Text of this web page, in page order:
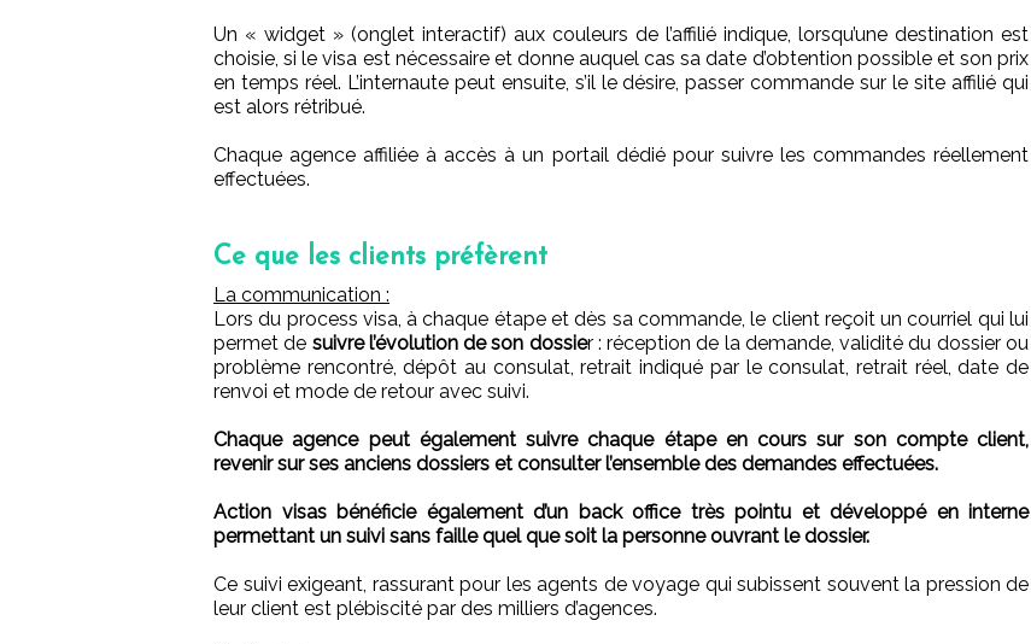
Un « widget » (onglet interactif) aux couleurs de l’affilié indique, lorsqu’une destination est
choisie, si le visa est nécessaire et donne auquel cas sa date d’obtention possible et son prix
en temps réel. L’internaute peut ensuite, s’il le désire, passer commande sur le site affilié qui
est alors rétribué.
Chaque agence affiliée à accès à un portail dédié pour suivre les commandes réellement
effectuées.
Ce que les clients préfèrent
La communication :
Lors du process visa, à chaque étape et dès sa commande, le client reçoit un courriel qui lui
permet de suivre l’évolution de son dossier : réception de la demande, validité du dossier ou
problème rencontré, dépôt au consulat, retrait indiqué par le consulat, retrait réel, date de
renvoi et mode de retour avec suivi.
Chaque agence peut également suivre chaque étape en cours sur son compte client,
revenir sur ses anciens dossiers et consulter l’ensemble des demandes effectuées.
Action visas bénéficie également d’un back office très pointu et développé en interne
permettant un suivi sans faille quel que soit la personne ouvrant le dossier.
Ce suivi exigeant, rassurant pour les agents de voyage qui subissent souvent la pression de
leur client est plébiscité par des milliers d’agences.